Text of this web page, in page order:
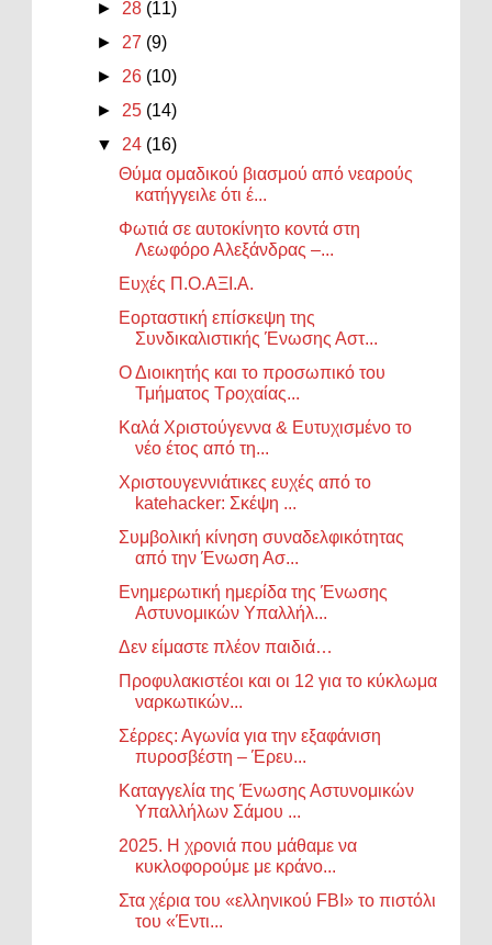
► 28 (11)
► 27 (9)
► 26 (10)
► 25 (14)
▼ 24 (16)
Θύμα ομαδικού βιασμού από νεαρούς
κατήγγειλε ότι έ...
Φωτιά σε αυτοκίνητο κοντά στη
Λεωφόρο Αλεξάνδρας –...
Ευχές Π.Ο.ΑΞΙ.Α.
Εορταστική επίσκεψη της
Συνδικαλιστικής Ένωσης Αστ...
Ο Διοικητής και το προσωπικό του
Τμήματος Τροχαίας...
Καλά Χριστούγεννα & Ευτυχισμένο το
νέο έτος από τη...
Χριστουγεννιάτικες ευχές από το
katehacker: Σκέψη ...
Συμβολική κίνηση συναδελφικότητας
από την Ένωση Ασ...
Ενημερωτική ημερίδα της Ένωσης
Αστυνομικών Υπαλλήλ...
Δεν είμαστε πλέον παιδιά…
Προφυλακιστέοι και οι 12 για το κύκλωμα
ναρκωτικών...
Σέρρες: Αγωνία για την εξαφάνιση
πυροσβέστη – Έρευ...
Καταγγελία της Ένωσης Αστυνομικών
Υπαλλήλων Σάμου ...
2025. Η χρονιά που μάθαμε να
κυκλοφορούμε με κράνο...
Στα χέρια του «ελληνικού FBI» το πιστόλι
του «Έντι...